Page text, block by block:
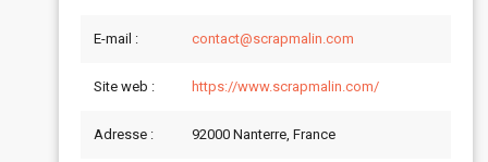
E-mail : contact@scrapmalin.com
Site web : https://www.scrapmalin.com/
Adresse : 92000 Nanterre, France